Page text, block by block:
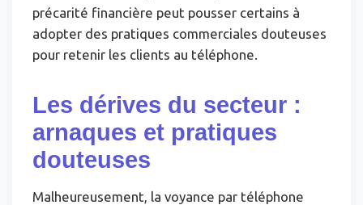
précarité financière peut pousser certains à
adopter des pratiques commerciales douteuses
pour retenir les clients au téléphone.
Les dérives du secteur :
arnaques et pratiques
douteuses
Malheureusement, la voyance par téléphone